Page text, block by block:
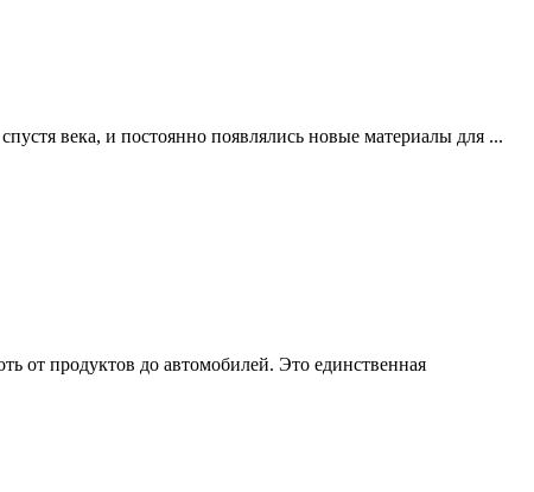
века, и постоянно появлялись новые материалы для ...
от продуктов до автомобилей. Это единственная